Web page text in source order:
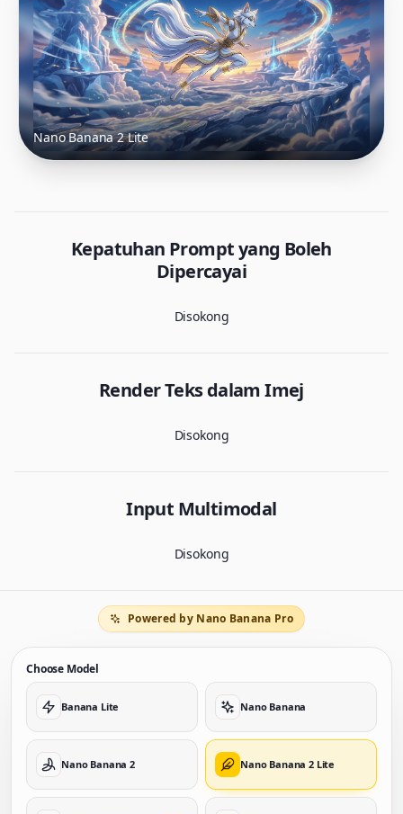
Nano Banana 2 Lite
Kepatuhan Prompt yang Boleh
Dipercayai
Disokong
Render Teks dalam Imej
Disokong
Input Multimodal
Disokong
Powered by Nano Banana Pro
Choose Model
Banana Lite Nano Banana
Nano Banana 2 Nano Banana 2 Lite